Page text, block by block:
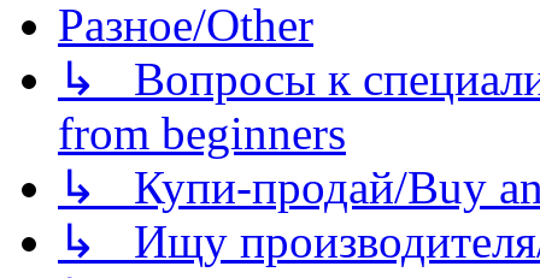
Разное/Other
↳ Вопросы к
from beginners
↳ Купи-продай/Buy
↳ Ищу